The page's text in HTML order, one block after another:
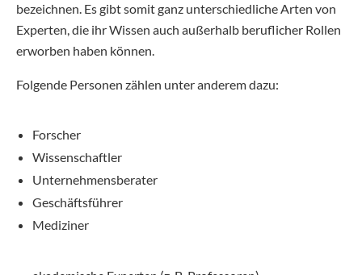
bezeichnen. Es gibt somit ganz unterschiedliche Arten von
Experten, die ihr Wissen auch außerhalb beruflicher Rollen
erworben haben können.
Folgende Personen zählen unter anderem dazu:
Forscher
Wissenschaftler
Unternehmensberater
Geschäftsführer
Mediziner